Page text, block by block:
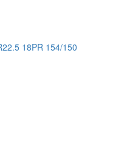
18PR 154/150